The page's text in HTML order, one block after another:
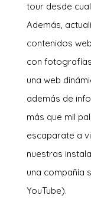
tour desde
Además,
contenidos
con
una web
además de
más que mil
escaparate a
nuestras
una compañía
YouTube).